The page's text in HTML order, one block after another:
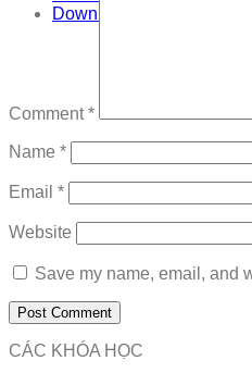
Download
Comment*
Name *
Email *
Website
Save my name, email, and
CÁC KHÓA HỌC